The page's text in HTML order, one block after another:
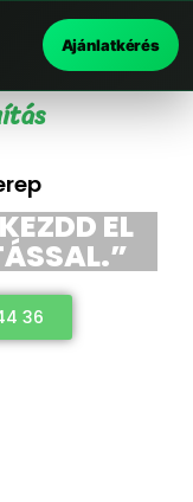
Ajánlatkérés
EL
36